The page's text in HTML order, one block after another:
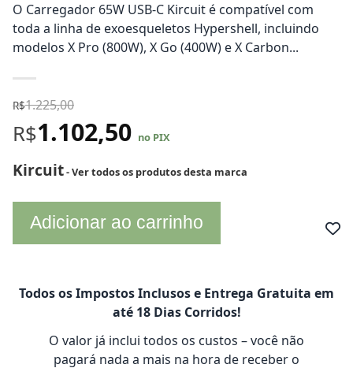
O Carregador 65W USB-C Kircuit é compatível com
toda a linha de exoesqueletos Hypershell, incluindo
modelos X Pro (800W), X Go (400W) e X Carbon...
R$1.225,00
R$1.102,50 no PIX
Kircuit- Ver todos os produtos desta marca
Adicionar ao carrinho
Todos os Impostos Inclusos e Entrega Gratuita em
até 18 Dias Corridos!
O valor já inclui todos os custos – você não
pagará nada a mais na hora de receber o